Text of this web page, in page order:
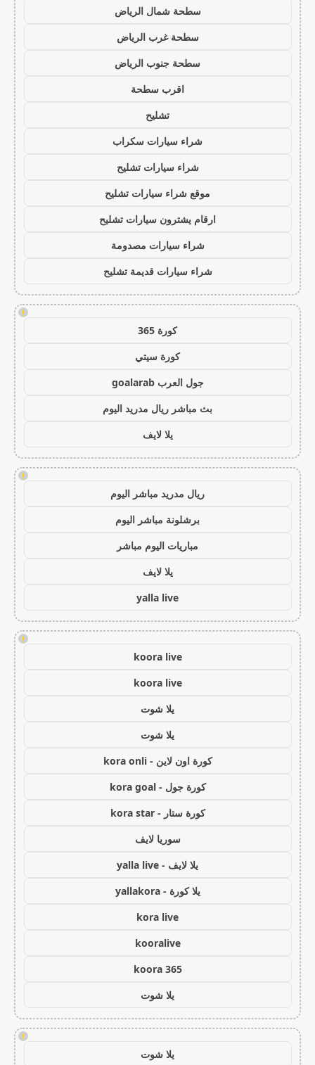
سطحة شمال الرياض
سطحة غرب الرياض
سطحة جنوب الرياض
اقرب سطحة
تشليح
شراء سيارات سكراب
شراء سيارات تشليح
موقع شراء سيارات تشليح
ارقام يشترون سيارات تشليح
شراء سيارات مصدومة
شراء سيارات قديمة تشليح
!
كورة 365
كورة سيتي
جول العرب goalarab
بث مباشر ريال مدريد اليوم
يلا لايف
!
ريال مدريد مباشر اليوم
برشلونة مباشر اليوم
مباريات اليوم مباشر
يلا لايف
yalla live
!
koora live
koora live
يلا شوت
يلا شوت
كورة اون لاين - kora onli
كورة جول - kora goal
كورة ستار - kora star
سوريا لايف
يلا لايف - yalla live
يلا كورة - yallakora
kora live
kooralive
koora 365
يلا شوت
!
يلا شوت